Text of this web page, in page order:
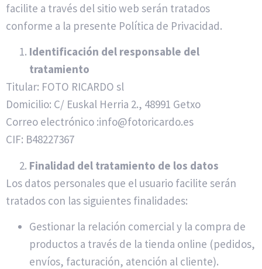
facilite a través del sitio web serán tratados
conforme a la presente Política de Privacidad.
Identificación del responsable del
tratamiento
Titular: FOTO RICARDO sl
Domicilio: C/ Euskal Herria 2., 48991 Getxo
Correo electrónico :info@fotoricardo.es
CIF: B48227367
Finalidad del tratamiento de los datos
Los datos personales que el usuario facilite serán
tratados con las siguientes finalidades:
Gestionar la relación comercial y la compra de
productos a través de la tienda online (pedidos,
envíos, facturación, atención al cliente).